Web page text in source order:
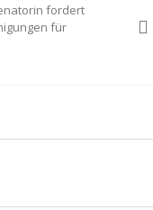
fordert
für